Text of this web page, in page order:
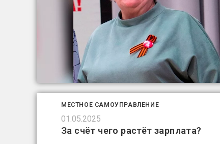
МЕСТНОЕ САМОУПРАВЛЕНИЕ
01.05.2025
За счёт чего растёт зарплата?